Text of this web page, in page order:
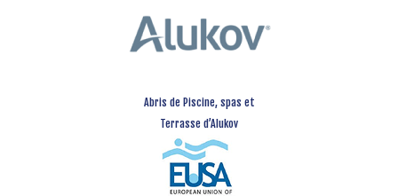
Abris de Piscine, spas et
Terrasse d’Alukov